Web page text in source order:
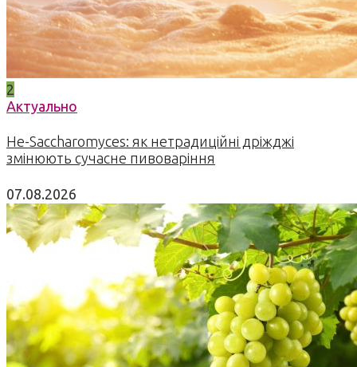
2
Актуально
Не-Saccharomyces: як нетрадиційні дріжджі
змінюють сучасне пивоваріння
07.08.2026